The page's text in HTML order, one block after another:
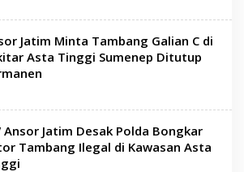
Jatim Minta Tambang Galian C di
Asta Tinggi Sumenep Ditutup
Ansor Jatim Desak Polda Bongkar
Tambang Ilegal di Kawasan Asta